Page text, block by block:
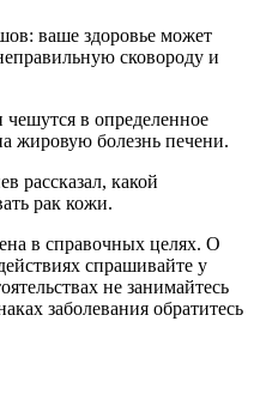
ваше здоровье может
сковороду и
в определенное
жировую болезнь печени.
рассказал, какой
рак кожи.
в справочных целях. О
спрашивайте у
не занимайтесь
заболевания обратитесь